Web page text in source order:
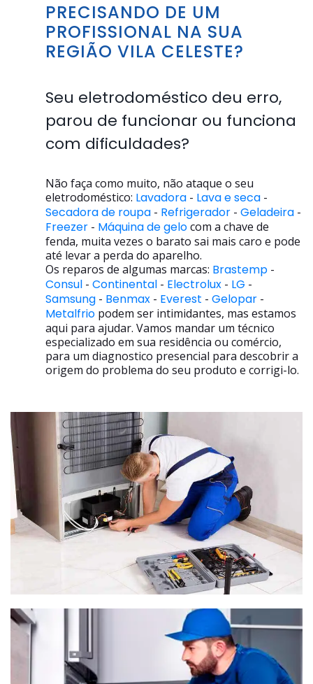
PRECISANDO DE UM
PROFISSIONAL NA SUA
REGIÃO VILA CELESTE?
Seu eletrodoméstico deu erro,
parou de funcionar ou funciona
com dificuldades?
Não faça como muito, não ataque o seu
eletrodoméstico: Lavadora - Lava e seca -
Secadora de roupa - Refrigerador - Geladeira -
Freezer - Máquina de gelocom a chave de
fenda, muita vezes o barato sai mais caro e pode
até levar a perda do aparelho.
Os reparos de algumas marcas: Brastemp -
Consul - Continental - Electrolux - LG -
Samsung - Benmax - Everest - Gelopar -
Metalfrio podem ser intimidantes, mas estamos
aqui para ajudar. Vamos mandar um técnico
especializado em sua residência ou comércio,
para um diagnostico presencial para descobrir a
origem do problema do seu produto e corrigi-lo.